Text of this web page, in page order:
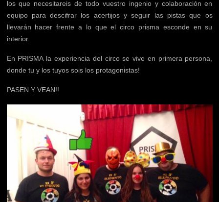
los que necesitareis de todo vuestro ingenio y colaboración en
equipo para descifrar los acertijos y seguir las pistas que os
llevarán hacer frente a lo que el circo prisma esconde en su
interior.
En PRISMA la experiencia del circo se vive en primera persona,
donde tu y los tuyos sois los protagonistas!
PASEN Y VEAN!!